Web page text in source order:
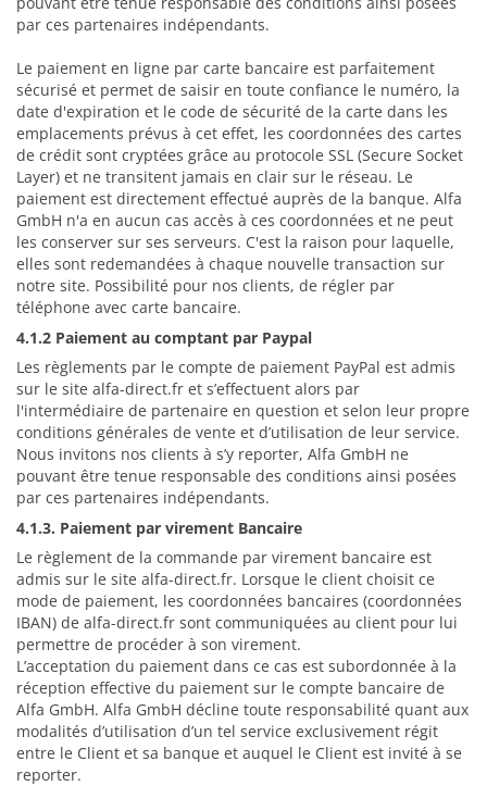
par ces partenaires indépendants.
Le paiement en ligne par carte bancaire est parfaitement
sécurisé et permet de saisir en toute confiance le numéro, la
date d'expiration et le code de sécurité de la carte dans les
emplacements prévus à cet effet, les coordonnées des cartes
de crédit sont cryptées grâce au protocole SSL (Secure Socket
Layer) et ne transitent jamais en clair sur le réseau. Le
paiement est directement effectué auprès de la banque. Alfa
GmbH n'a en aucun cas accès à ces coordonnées et ne peut
les conserver sur ses serveurs. C'est la raison pour laquelle,
elles sont redemandées à chaque nouvelle transaction sur
notre site. Possibilité pour nos clients, de régler par
téléphone avec carte bancaire.
4.1.2 Paiement au comptant par Paypal
Les règlements par le compte de paiement PayPal est admis
sur le site alfa-direct.fr et s’effectuent alors par
l'intermédiaire de partenaire en question et selon leur propre
conditions générales de vente et d’utilisation de leur service.
Nous invitons nos clients à s’y reporter, Alfa GmbH ne
pouvant être tenue responsable des conditions ainsi posées
par ces partenaires indépendants.
4.1.3. Paiement par virement Bancaire
Le règlement de la commande par virement bancaire est
admis sur le site alfa-direct.fr. Lorsque le client choisit ce
mode de paiement, les coordonnées bancaires (coordonnées
IBAN) de alfa-direct.fr sont communiquées au client pour lui
permettre de procéder à son virement.
L’acceptation du paiement dans ce cas est subordonnée à la
réception effective du paiement sur le compte bancaire de
Alfa GmbH. Alfa GmbH décline toute responsabilité quant aux
modalités d’utilisation d’un tel service exclusivement régit
entre le Client et sa banque et auquel le Client est invité à se
reporter.